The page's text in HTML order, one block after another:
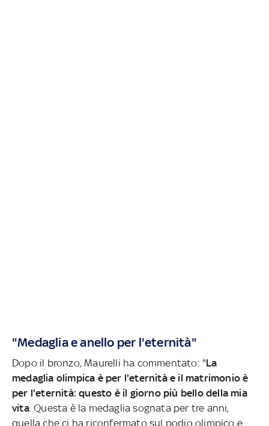
"Medaglia e anello per l'eternità"
Dopo il bronzo, Maurelli ha commentato: "La
medaglia olimpica è per l'eternità e il matrimonio è
per l'eternità: questo è il giorno più bello della mia
vita. Questa è la medaglia sognata per tre anni,
quella che ci ha riconfermato sul podio olimpico e